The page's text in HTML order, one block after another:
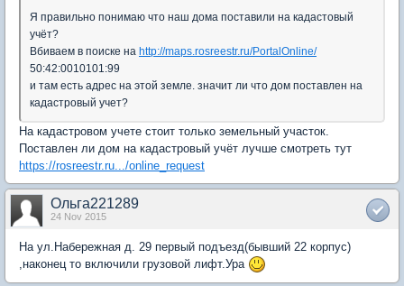
Я правильно понимаю что наш дома поставили на кадастовый
учёт?
Вбиваем в поиске на http://maps.rosreestr.ru/PortalOnline/
50:42:0010101:99
и там есть адрес на этой земле. значит ли что дом поставлен на
кадастровый учет?
На кадастровом учете стоит только земельный участок.
Поставлен ли дом на кадастровый учёт лучше смотреть тут
https://rosreestr.ru.../online_request
Ольга221289
24 Nov 2015
На ул.Набережная д. 29 первый подъезд(бывший 22 корпус)
,наконец то включили грузовой лифт.Ура